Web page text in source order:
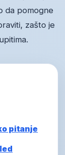
da pomogne
zašto je
pitanje